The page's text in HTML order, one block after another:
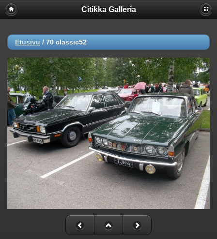
Citikka Galleria
Etusivu / 70 classic52